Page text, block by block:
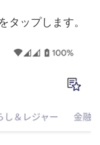
タップします。